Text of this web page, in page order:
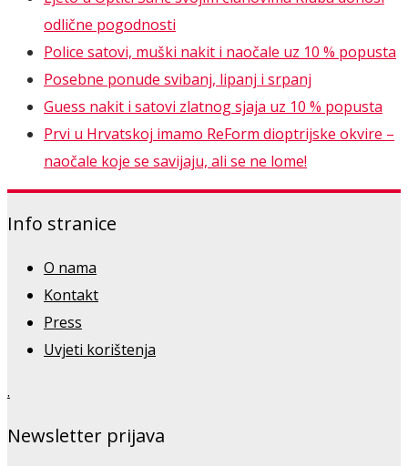
odlične pogodnosti
Police satovi, muški nakit i naočale uz 10 % popusta
Posebne ponude svibanj, lipanj i srpanj
Guess nakit i satovi zlatnog sjaja uz 10 % popusta
Prvi u Hrvatskoj imamo ReForm dioptrijske okvire –
naočale koje se savijaju, ali se ne lome!
Info stranice
O nama
Kontakt
Press
Uvjeti korištenja
.
Newsletter prijava